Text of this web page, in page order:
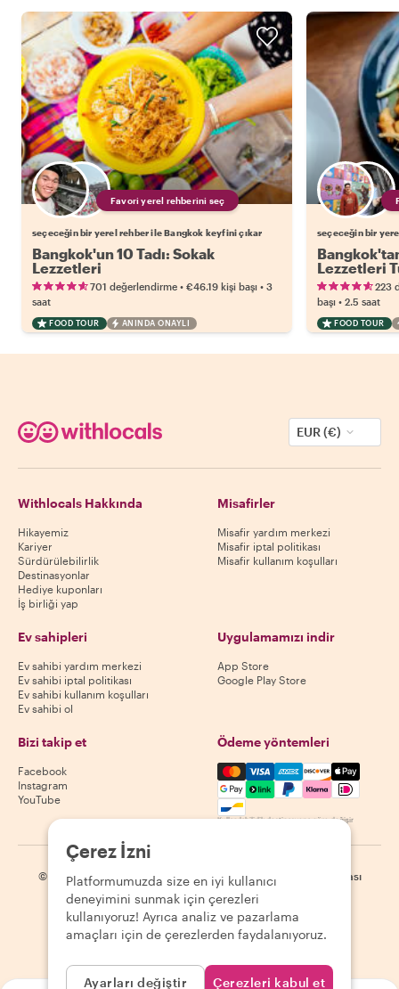
Favori yerel rehberini seç
seçeceğin bir yerel rehber ile Bangkok keyfini çıkar
Bangkok'un 10 Tadı: Sokak
Lezzetleri
701 değerlendirme • €46.19 kişi başı • 3
saat
FOOD TOUR ANINDA ONAYLI
seçeceğin bir
Lezzetleri
223
başı • 2.5 saat
FOOD TOUR
EUR (€)
Withlocals Hakkında
Hikayemiz
Kariyer
Sürdürülebilirlik
Destinasyonlar
Hediye kuponları
İş birliği yap
Misafirler
Misafir yardım merkezi
Misafir iptal politikası
Misafir kullanım koşulları
Ev sahipleri
Ev sahibi yardım merkezi
Ev sahibi iptal politikası
Ev sahibi kullanım koşulları
Ev sahibi ol
Uygulamamızı indir
App Store
Google Play Store
Bizi takip et
Facebook
Instagram
YouTube
Ödeme yöntemleri
Mastercard, Visa, Amex,
Kullanılabilirlik destinasyona göre değişir
© 2026 Withlocals.com Gizlilik Politikası | Site haritası
Çerez İzni
Platformumuzda size en iyi kullanıcı
deneyimini sunmak için çerezleri
kullanıyoruz! Ayrıca analiz ve pazarlama
amaçları için de çerezlerden faydalanıyoruz.
Ayarları değiştir Çerezleri kabul et